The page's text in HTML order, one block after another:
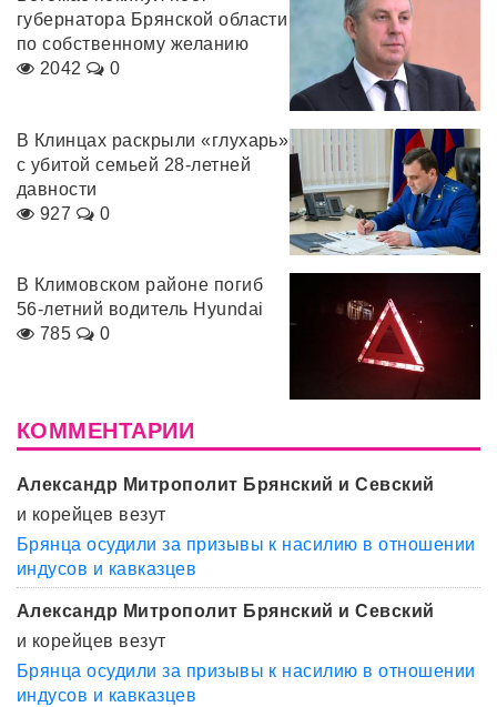
губернатора Брянской области
по собственному желанию
2042
0
В Клинцах раскрыли «глухарь»
с убитой семьей 28-летней
давности
927
0
В Климовском районе погиб
56-летний водитель Hyundai
785
0
КОММЕНТАРИИ
Александр Митрополит Брянский и Севский
и корейцев везут
Брянца осудили за призывы к насилию в отношении
индусов и кавказцев
Александр Митрополит Брянский и Севский
и корейцев везут
Брянца осудили за призывы к насилию в отношении
индусов и кавказцев